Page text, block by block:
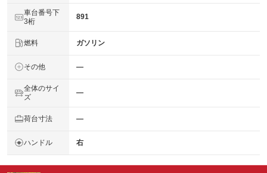
車台番号下
3桁
891
燃料 ガソリン
その他 ―
全体のサイ
ズ
―
荷台寸法 ―
ハンドル 右